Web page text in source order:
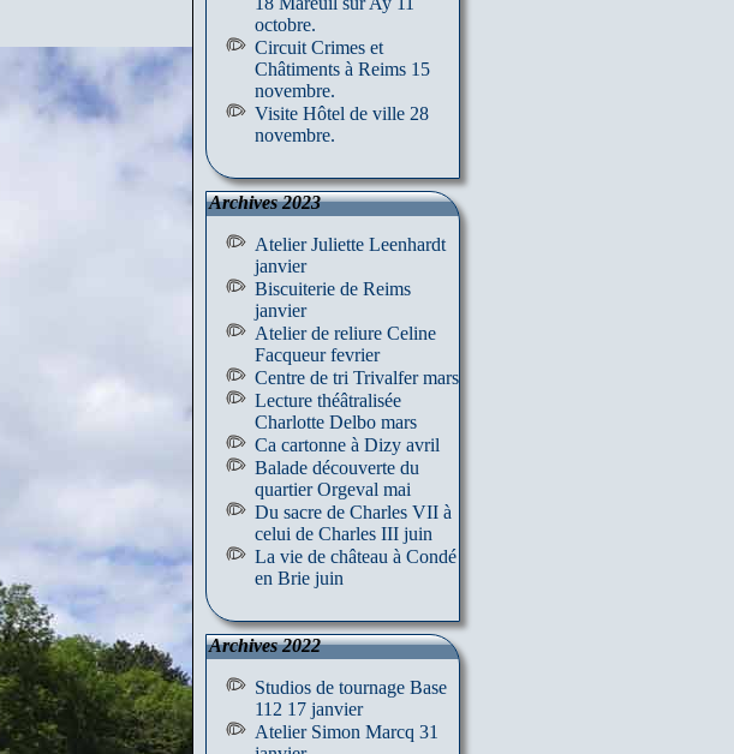
octobre.
Circuit Crimes et
Châtiments à Reims 15
novembre.
Visite Hôtel de ville 28
novembre.
Archives 2023
Atelier Juliette Leenhardt
janvier
Biscuiterie de Reims
janvier
Atelier de reliure Celine
Facqueur fevrier
Centre de tri Trivalfer mars
Lecture théâtralisée
Charlotte Delbo mars
Ca cartonne à Dizy avril
Balade découverte du
quartier Orgeval mai
Du sacre de Charles VII à
celui de Charles III juin
La vie de château à Condé
en Brie juin
Archives 2022
Studios de tournage Base
112 17 janvier
Atelier Simon Marcq 31